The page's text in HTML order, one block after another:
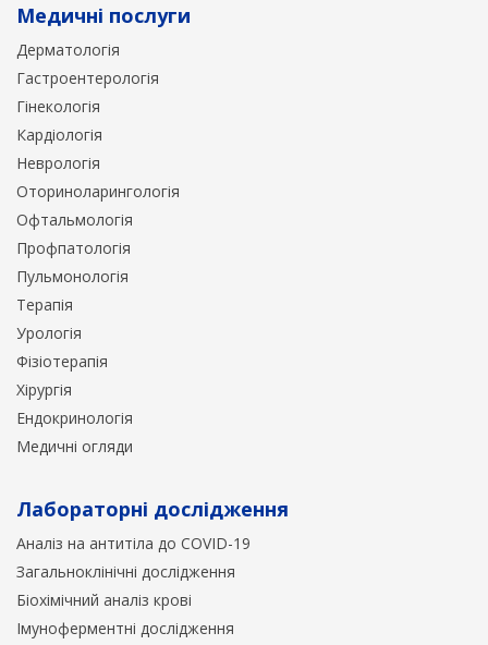
Медичні послуги
Дерматологія
Гастроентерологія
Гінекологія
Кардіологія
Неврологія
Оториноларингологія
Офтальмологія
Профпатологія
Пульмонологія
Терапія
Урологія
Фізіотерапія
Хірургія
Ендокринологія
Медичні огляди
Лабораторні дослідження
Аналіз на антитіла до COVID-19
Загальноклінічні дослідження
Біохімічний аналіз крові
Імуноферментні дослідження